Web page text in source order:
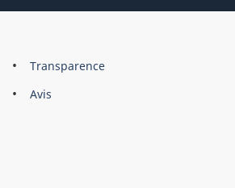
About
this
Brand
Transparence
Avis